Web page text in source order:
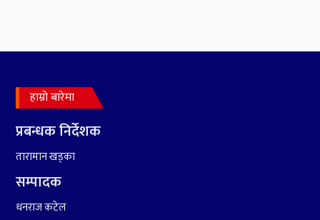
हाम्रो बारेमा
प्रबन्धक निर्देशक
तारामान खड्का
सम्पादक
धनराज कटेल